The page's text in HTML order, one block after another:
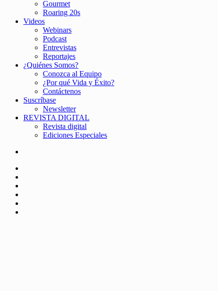
Gourmet
Roaring 20s
Videos
Webinars
Podcast
Entrevistas
Reportajes
¿Quiénes Somos?
Conozca al Equipo
¿Por qué Vida y Éxito?
Contáctenos
Suscríbase
Newsletter
REVISTA DIGITAL
Revista digital
Ediciones Especiales